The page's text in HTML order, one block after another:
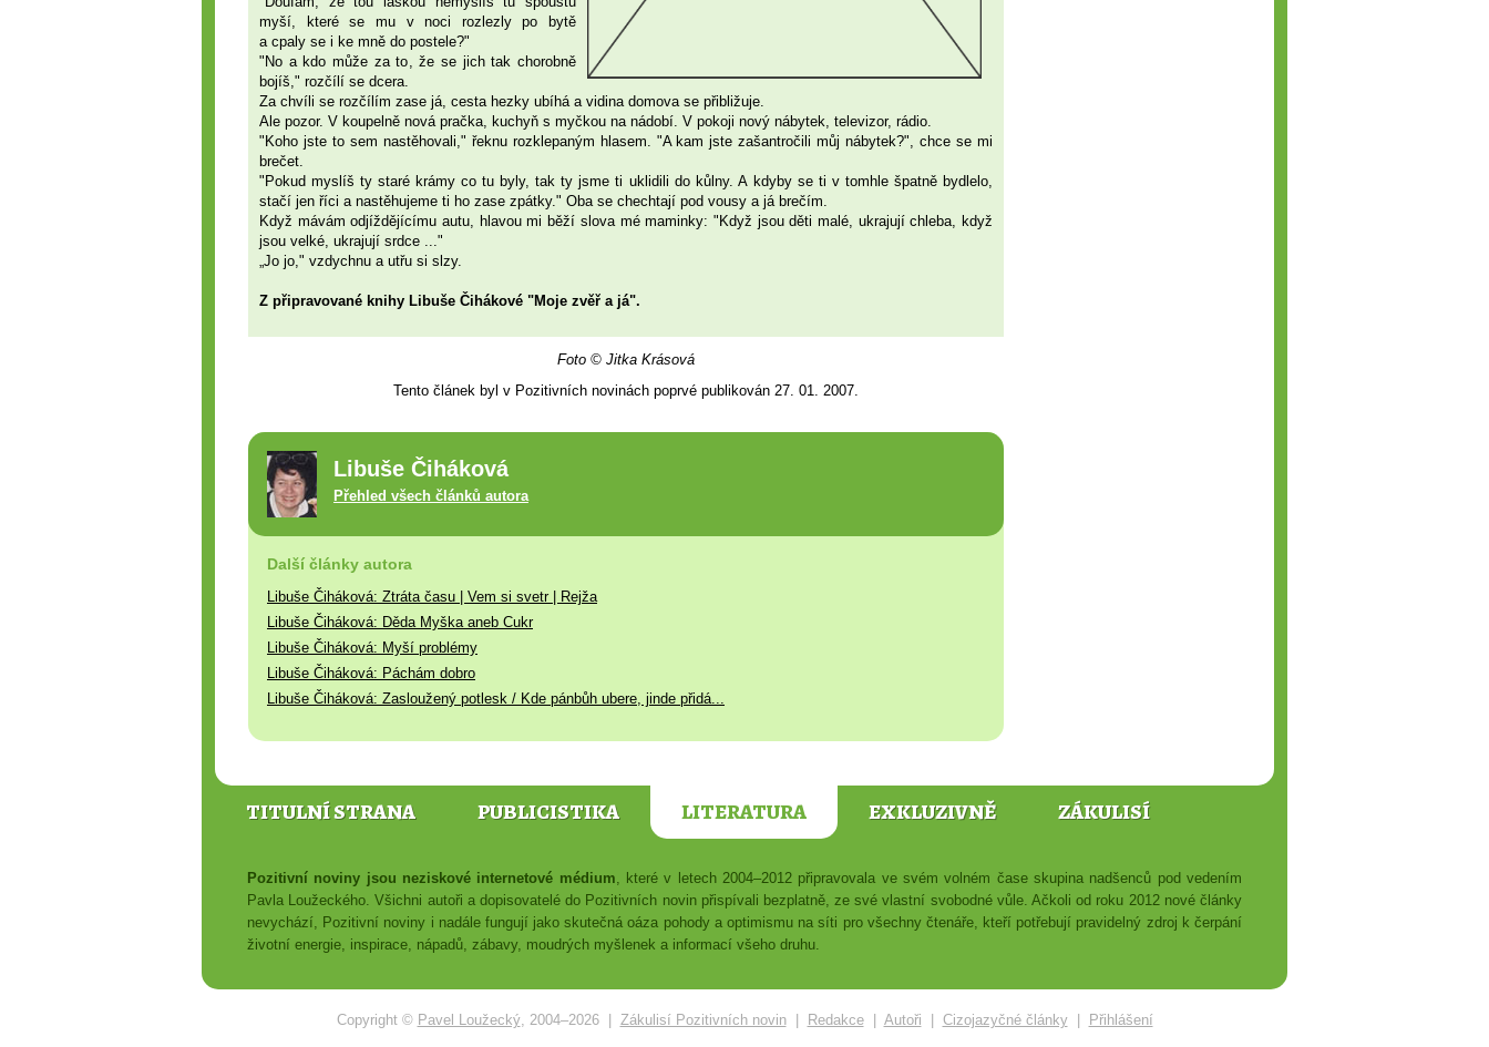
myší, které se mu v noci rozlezly po bytě
a cpaly se i ke mně do postele?"
"No a kdo může za to, že se jich tak chorobně
bojíš," rozčílí se dcera.
Za chvíli se rozčílím zase já, cesta hezky ubíhá a vidina domova se přibližuje.
Ale pozor. V koupelně nová pračka, kuchyň s myčkou na nádobí. V pokoji nový nábytek, televizor, rádio.
"Koho jste to sem nastěhovali," řeknu rozklepaným hlasem. "A kam jste zašantročili můj nábytek?", chce se mi
brečet.
"Pokud myslíš ty staré krámy co tu byly, tak ty jsme ti uklidili do kůlny. A kdyby se ti v tomhle špatně bydlelo,
stačí jen říci a nastěhujeme ti ho zase zpátky." Oba se chechtají pod vousy a já brečím.
Když mávám odjíždějícímu autu, hlavou mi běží slova mé maminky: "Když jsou děti malé, ukrajují chleba, když
jsou velké, ukrajují srdce ..."
„Jo jo," vzdychnu a utřu si slzy.
Z připravované knihy Libuše Čihákové "Moje zvěř a já".
Foto © Jitka Krásová
Tento článek byl v Pozitivních novinách poprvé publikován 27. 01. 2007.
Libuše Čiháková
Přehled všech článků autora
Další články autora
Libuše Čiháková: Ztráta času | Vem si svetr | Rejža
Libuše Čiháková: Děda Myška aneb Cukr
Libuše Čiháková: Myší problémy
Libuše Čiháková: Páchám dobro
Libuše Čiháková: Zasloužený potlesk / Kde pánbůh ubere, jinde přidá...
TITULNÍ STRANA PUBLICISTIKA LITERATURA EXKLUZIVNĚ ZÁKULISÍ
Pozitivní noviny jsou neziskové internetové médium, které v letech 2004–2012 připravovala ve svém volném čase skupina nadšenců pod vedením
Pavla Loužeckého. Všichni autoři a dopisovatelé do Pozitivních novin přispívali bezplatně, ze své vlastní svobodné vůle. Ačkoli od roku 2012 nové články
nevychází, Pozitivní noviny i nadále fungují jako skutečná oáza pohody a optimismu na síti pro všechny čtenáře, kteří potřebují pravidelný zdroj k čerpání
životní energie, inspirace, nápadů, zábavy, moudrých myšlenek a informací všeho druhu.
Copyright © Pavel Loužecký, 2004–2026 | Zákulisí Pozitivních novin| Redakce| Autoři Cizojazyčné články| Přihlášení